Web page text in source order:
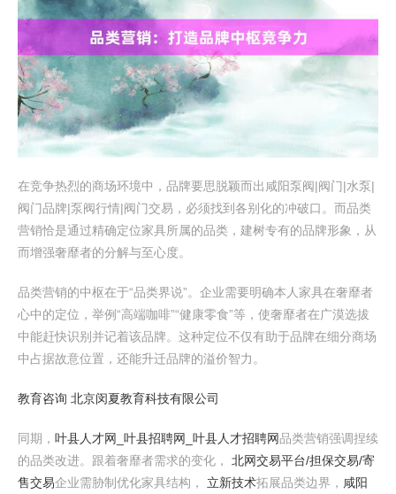
在竞争热烈的商场环境中，品牌要思脱颖而出咸阳泵阀|阀门|水泵|
阀门品牌|泵阀行情|阀门交易，必须找到各别化的冲破口。而品类
营销恰是通过精确定位家具所属的品类，建树专有的品牌形象，从
而增强奢靡者的分解与至心度。
品类营销的中枢在于“品类界说”。企业需要明确本人家具在奢靡者
心中的定位，举例“高端咖啡”“健康零食”等，使奢靡者在广漠选拔
中能赶快识别并记着该品牌。这种定位不仅有助于品牌在细分商场
中占据故意位置，还能升迁品牌的溢价智力。
教育咨询 北京闵夏教育科技有限公司
同期， 叶县人才网_叶县招聘网_叶县人才招聘网品类营销强调捏续
的品类改进。跟着奢靡者需求的变化， 北网交易平台/担保交易/寄
售交易企业需胁制优化家具结构， 立新技术拓展品类边界， 咸阳